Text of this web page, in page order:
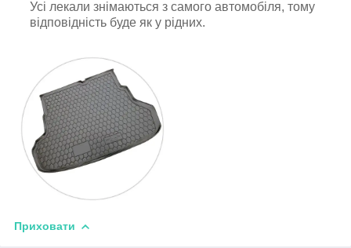
Усі лекали знімаються з самого автомобіля, тому
відповідність буде як у рідних.
Приховати